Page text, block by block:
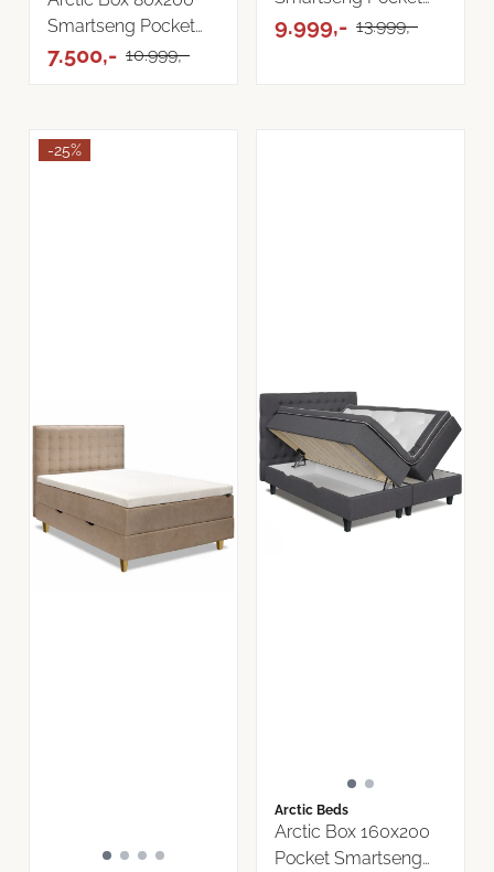
Smartseng Pocket
med ...
7.500,- 10.999,-
med ...
9.999,- 13.999,-
-25%
Arctic Beds
Arctic Box 160x200
Pocket Smartseng